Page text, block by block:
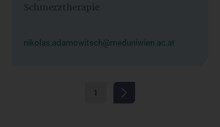
Schmerztherapie
nikolas.adamowitsch@meduniwien.ac.at
1